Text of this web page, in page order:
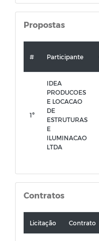
Propostas
# Participante
1º
IDEA
PRODUCOES
E LOCACAO
DE
ESTRUTURAS
E
ILUMINACAO
LTDA
Contratos
Licitação Contrato